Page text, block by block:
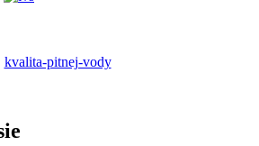
kvalita-pitnej-vody